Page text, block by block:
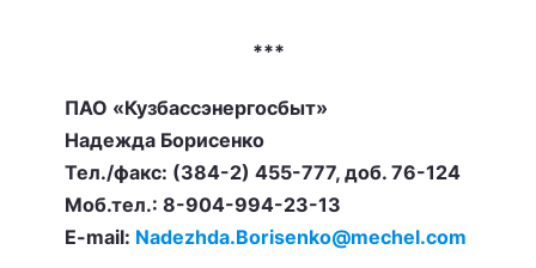
***
ПАО «Кузбассэнергосбыт»
Надежда Борисенко
Тел./факс: (384-2) 455-777, доб. 76-124
Моб.тел.: 8-904-994-23-13
E-mail: Nadezhda.Borisenko@mechel.com